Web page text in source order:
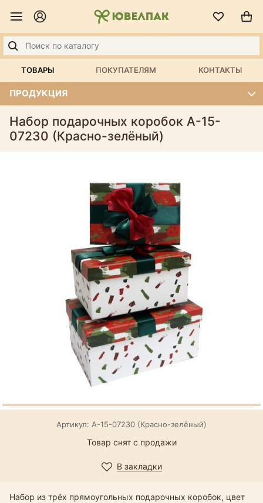
ТОВАРЫ ПОКУПАТЕЛЯМ КОНТАКТЫ
ПРОДУКЦИЯ
Набор подарочных коробок А-15-
07230 (Красно-зелёный)
Артикул: А-15-07230 (Красно-зелёный)
Товар снят с продажи
В закладки
Набор из трёх прямоугольных подарочных коробок, цвет